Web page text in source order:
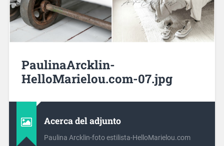
PaulinaArcklin-
HelloMarielou.com-07.jpg
Acerca del adjunto
Paulina Arcklin-foto estilista-HelloMarielou.com